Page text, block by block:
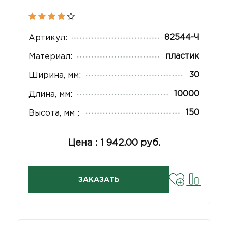
Артикул: 82544-Ч
Материал: пластик
Ширина, мм: 30
Длина, мм: 10000
Высота, мм : 150
Цена : 1 942.00 руб.
ЗАКАЗАТЬ